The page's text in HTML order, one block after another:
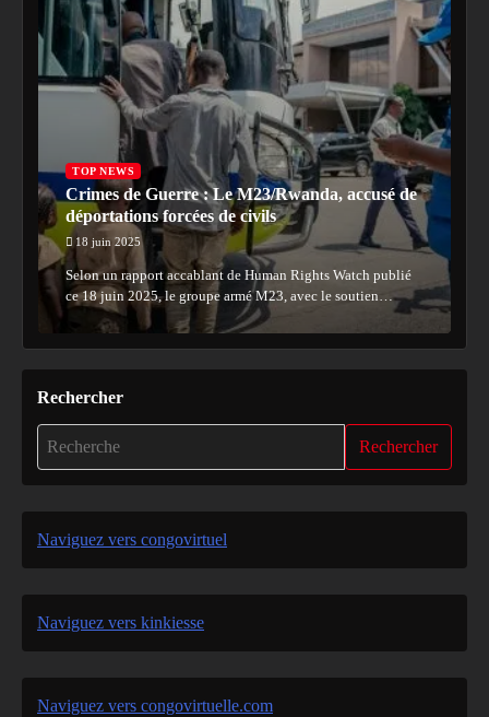
TOP NEWS
Crimes de Guerre : Le M23/Rwanda, accusé de
déportations forcées de civils
18 juin 2025
Selon un rapport accablant de Human Rights Watch publié
ce 18 juin 2025, le groupe armé M23, avec le soutien…
Rechercher
Rechercher
Naviguez vers congovirtuel
Naviguez vers kinkiesse
Naviguez vers congovirtuelle.com